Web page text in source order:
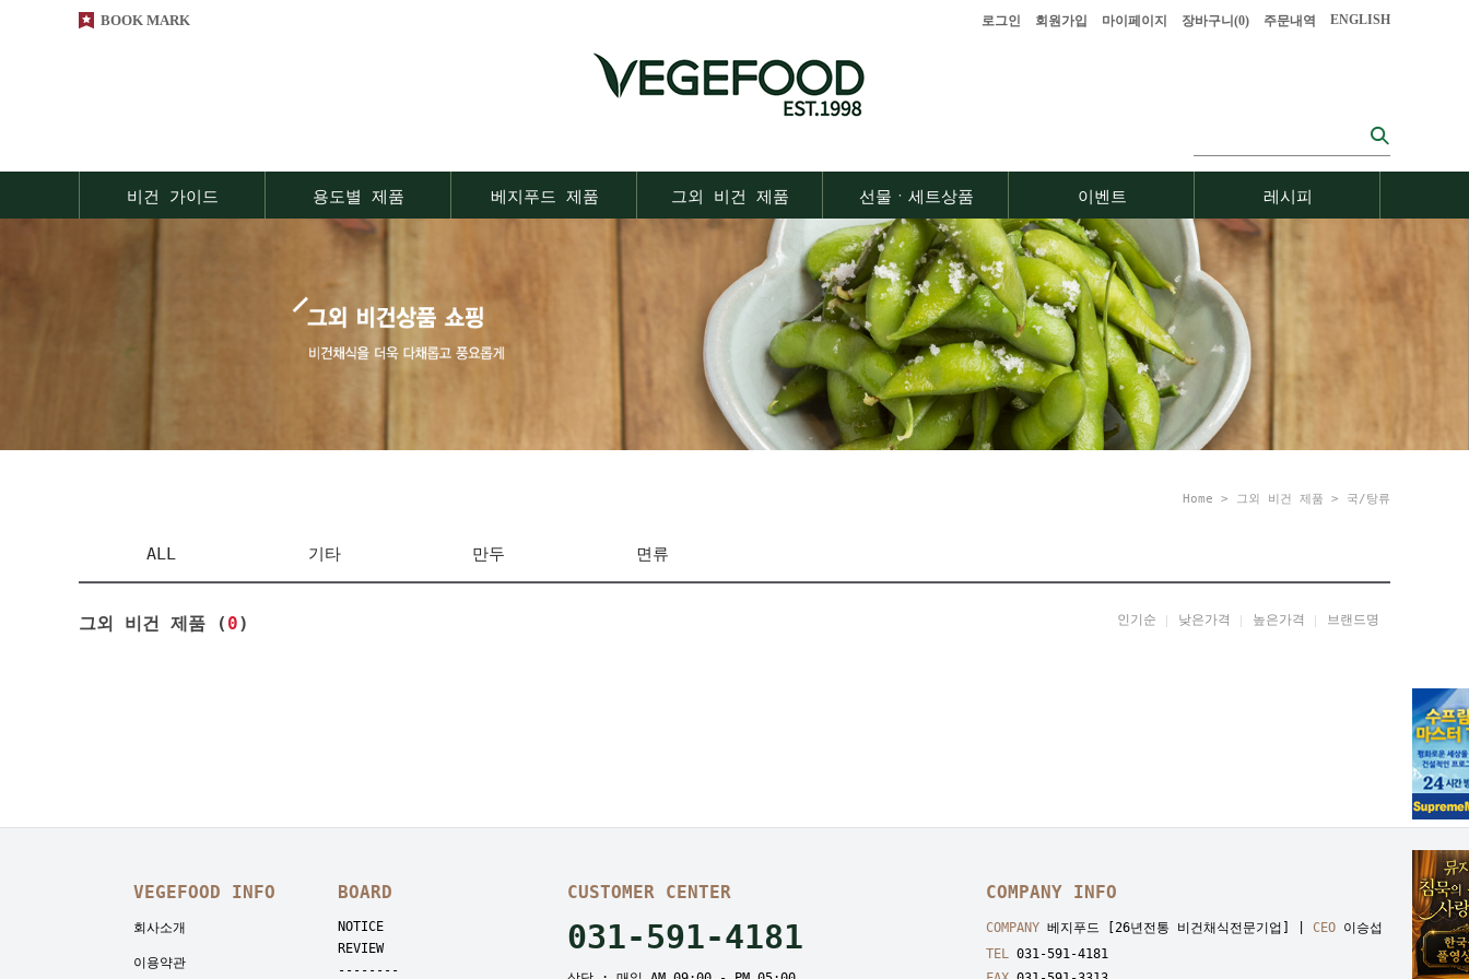
BOOK MARK 로그인 회원가입 마이페이지 장바구니(0) 주문내역 ENGLISH
비건 가이드 용도별 제품 베지푸드 제품 그외 비건 제품 선물ㆍ세트상품 이벤트 레시피
Home > 그외 비건 제품 > 국/탕류
ALL 기타 만두 면류
그외 비건 제품 ( 0) 인기순 낮은가격 높은가격 브랜드명
VEGEFOOD INFO
회사소개
이용약관
BOARD
NOTICE
REVIEW
--------
CUSTOMER CENTER
031-591-4181
COMPANY INFO
COMPANY 베지푸드 [26년전통 비건채식전문기업] | CEO 이승섭
TEL 031-591-4181